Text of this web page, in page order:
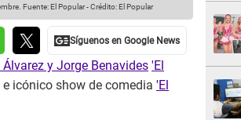
Fuente: El Popular-Crédito: El Popular
Álvarez y Jorge Benavides 'El
icónico show de comedia 'El